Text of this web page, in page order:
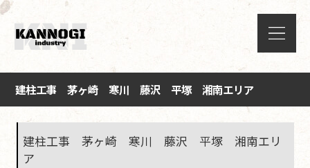
建柱工事 茅ヶ崎 寒川 藤沢 平塚 湘南エリア
建柱工事 茅ヶ崎 寒川 藤沢 平塚 湘南エリ
ア